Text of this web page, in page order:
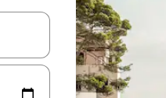
vers le haut et vers le